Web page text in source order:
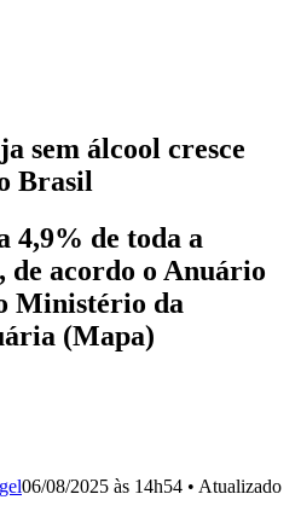
sem álcool cresce
Brasil
4,9% de toda a
de acordo o Anuário
Ministério da
(Mapa)
06/08/2025 às 14h54 • Atualizado